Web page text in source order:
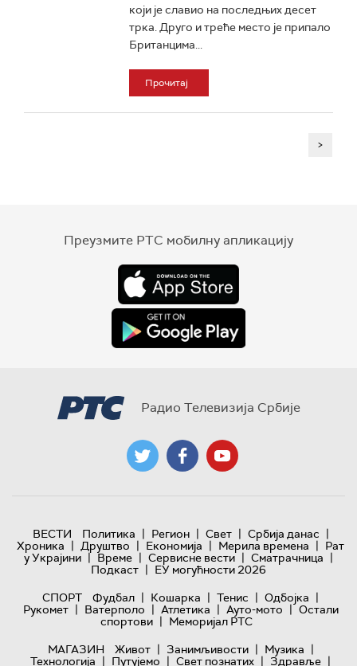
који је славио на последњих десет
трка. Друго и треће место је припало
Британцима...
Прочитај
>
Преузмите РТС мобилну апликацију
Радио Телевизија Србије
ВЕСТИ Политика | Регион | Свет | Србија данас |
Хроника | Друштво | Економија | Мерила времена | Рат
у Украјини | Време | Сервисне вести | Сматрачница |
Подкаст | ЕУ могућности 2026
СПОРТ
Фудбал | Кошарка | Тенис | Одбојка |
Рукомет | Ватерполо | Атлетика | Ауто-мото | Остали
спортови | Меморијал РТС
МАГАЗИН
Живот | Занимљивости | Музика |
Технологијa | Путујемо | Свет познатих | Здравље |